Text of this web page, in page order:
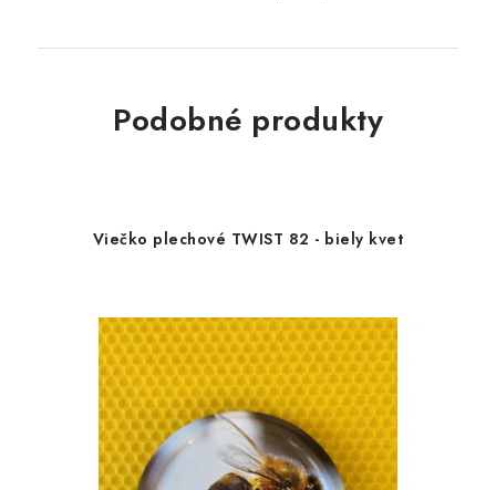
Podobné produkty
Viečko plechové TWIST 82 - biely kvet